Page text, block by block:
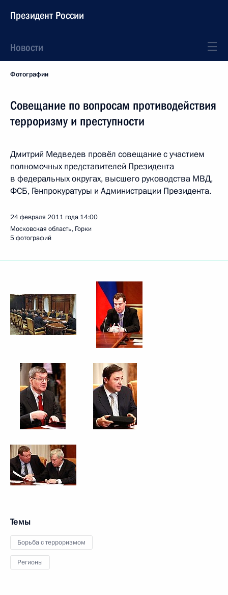
Президент России
Новости
Фотографии
Совещание по вопросам противодействия
терроризму и преступности
Дмитрий Медведев провёл совещание с участием
полномочных представителей Президента
в федеральных округах, высшего руководства МВД,
ФСБ, Генпрокуратуры и Администрации Президента.
24 февраля 2011 года 14:00
Московская область, Горки
5 фотографий
Темы
Борьба с терроризмом
Регионы